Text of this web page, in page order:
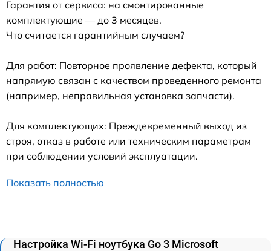
Гарантия от сервиса: на смонтированные
комплектующие — до 3 месяцев.
Что считается гарантийным случаем?
Для работ: Повторное проявление дефекта, который
напрямую связан с качеством проведенного ремонта
(например, неправильная установка запчасти).
Для комплектующих: Преждевременный выход из
строя, отказ в работе или техническим параметрам
при соблюдении условий эксплуатации.
Показать полностью
Настройка Wi-Fi ноутбука Go 3 Microsoft